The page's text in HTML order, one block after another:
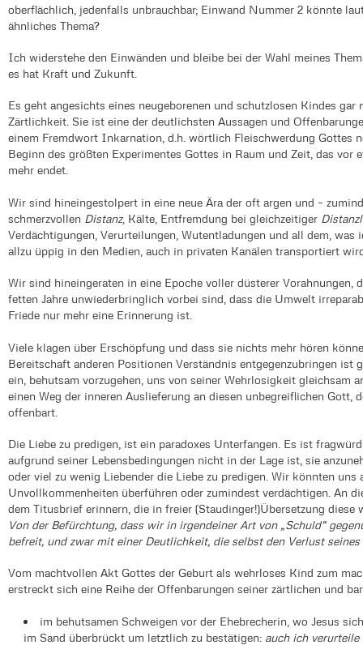
oberflächlich, jedenfalls unbrauchbar; Einwand Nummer 2 könnte
ähnliches Thema?
Ich widerstehe den Einwänden und bleibe bei der Wahl meines
es hat Kraft und Zukunft.
Es geht angesichts eines neugeborenen und schutzlosen Kindes
Zärtlichkeit. Sie ist eine der deutlichsten Aussagen und
einem Fremdwort Inkarnation, d.h. wörtlich Fleischwerdung Gottes
Beginn des größten Experimentes Gottes in Raum und Zeit, das vor
mehr endet.
Wir sind hineingestolpert in eine neue Ära der oft argen und –
schmerzvollen Distanz, Kälte, Entfremdung bei gleichzeitiger
Verdächtigungen, Verurteilungen, Wutentladungen und all dem, was
allzu üppig in den Medien, auch in privaten Kanälen transportiert
Wir sind hineingeraten in eine Epoche voller düsterer Vorahnungen,
fetten Jahre unwiederbringlich vorbei sind, dass die Umwelt
Friede nur mehr eine Erinnerung ist.
Viele klagen über Erschöpfung und dass sie nichts mehr hören
Bereitschaft anderen Positionen Verständnis entgegenzubringen ist
ein, behutsam vorzugehen, uns von seiner Wehrlosigkeit gleichsam
einen Weg der inneren Auslieferung an diesen unbegreiflichen Gott,
offenbart.
Die Liebe zu predigen, ist ein paradoxes Unterfangen. Es ist
aufgrund seiner Lebensbedingungen nicht in der Lage ist, sie
oder viel zu wenig Liebender die Liebe zu predigen. Wir könnten
Unvollkommenheiten überführen oder zumindest verdächtigen. An
dem Titusbrief erinnern, die in freier (Staudinger!)Übersetzung diese
Von der Befürchtung, dass wir in irgendeiner Art von „Schuld“
befreit, und zwar mit einer Deutlichkeit, die selbst den Verlust
Vom machtvollen Akt Gottes der Geburt als wehrloses Kind zum
erstreckt sich eine Reihe der Offenbarungen seiner zärtlichen und
im behutsamen Schweigen vor der Ehebrecherin, wo Jesus
im Sand überbrückt um letztlich zu bestätigen: auch ich